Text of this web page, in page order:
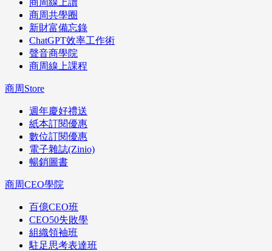
商周線上讀
商周共學圈
新財富備忘錄
ChatGPT效率工作術
聲音商學院
商周線上課程
商周Store
週年慶好禮送
紙本訂閱優惠
數位訂閱優惠
電子雜誌(Zinio)
暢銷圖書
商周CEO學院
百億CEO班
CEO50失敗學
組織領袖班
駐足思考表達班